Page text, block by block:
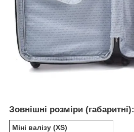
Зовнішні розміри (габаритні):
Міні валізу (XS)